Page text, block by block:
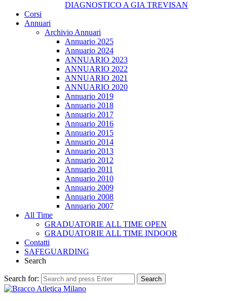
DIAGNOSTICO A GIA TREVISAN
Corsi
Annuari
Archivio Annuari
Annuario 2025
Annuario 2024
ANNUARIO 2023
ANNUARIO 2022
ANNUARIO 2021
ANNUARIO 2020
Annuario 2019
Annuario 2018
Annuario 2017
Annuario 2016
Annuario 2015
Annuario 2014
Annuario 2013
Annuario 2012
Annuario 2011
Annuario 2010
Annuario 2009
Annuario 2008
Annuario 2007
All Time
GRADUATORIE ALL TIME OPEN
GRADUATORIE ALL TIME INDOOR
Contatti
SAFEGUARDING
Search
Search for: Search